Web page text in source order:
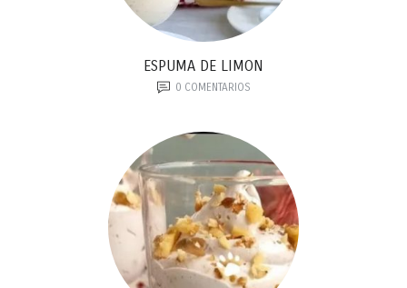
ESPUMA DE LIMON
0COMENTARIOS